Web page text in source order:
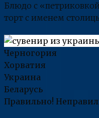
Блюдо с
торт с именем
Черногория
Хорватия
Украина
Беларусь
Правильно!